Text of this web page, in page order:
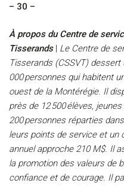
– 30 –
À propos du Centre de
Tisserands| Le Centre de
Tisserands (CSSVT)
000personnes qui habitent
ouest de la Montérégie. Il
près de 12500élèves,
200personnes réparties
leurs points de service et un
annuel approche 210M$. Il
la promotion des valeurs de
confiance et de courage. Il